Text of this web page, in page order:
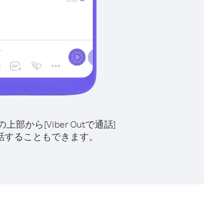
上部から[Viber Outで通話]
ることもできます。